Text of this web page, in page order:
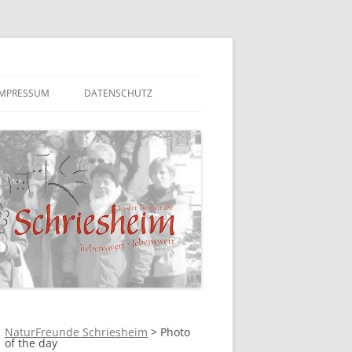
DATENSCHUTZ
NaturFreunde Schriesheim > Photo
of the day